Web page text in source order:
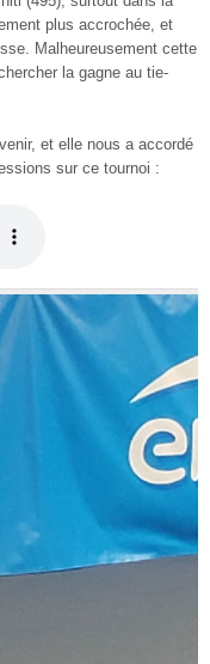
plus accrochée, et
Malheureusement cette
la gagne au tie-
et elle nous a accordé
sur ce tournoi :